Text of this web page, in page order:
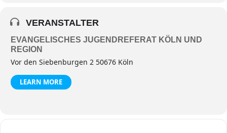
VERANSTALTER
EVANGELISCHES JUGENDREFERAT KÖLN UND
REGION
Vor den Siebenburgen 2 50676 Köln
LEARN MORE